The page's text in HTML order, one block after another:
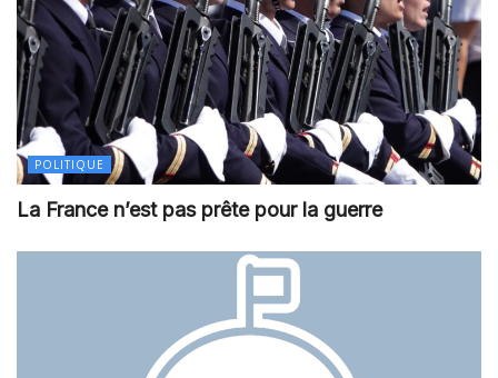
POLITIQUE
La France n’est pas prête pour la guerre